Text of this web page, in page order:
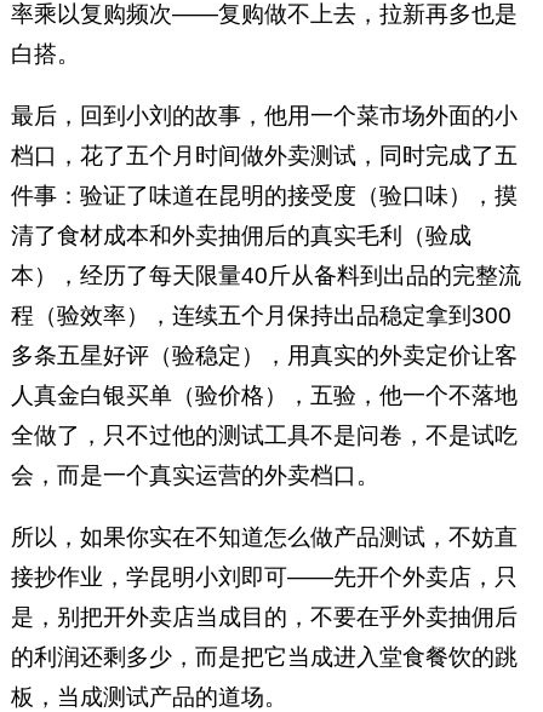
率乘以复购频次——复购做不上去，拉新再多也是
白搭。
最后，回到小刘的故事，他用一个菜市场外面的小
档口，花了五个月时间做外卖测试，同时完成了五
件事：验证了味道在昆明的接受度（验口味），摸
清了食材成本和外卖抽佣后的真实毛利（验成
本），经历了每天限量40斤从备料到出品的完整流
程（验效率），连续五个月保持出品稳定拿到300
多条五星好评（验稳定），用真实的外卖定价让客
人真金白银买单（验价格），五验，他一个不落地
全做了，只不过他的测试工具不是问卷，不是试吃
会，而是一个真实运营的外卖档口。
所以，如果你实在不知道怎么做产品测试，不妨直
接抄作业，学昆明小刘即可——先开个外卖店，只
是，别把开外卖店当成目的，不要在乎外卖抽佣后
的利润还剩多少，而是把它当成进入堂食餐饮的跳
板，当成测试产品的道场。